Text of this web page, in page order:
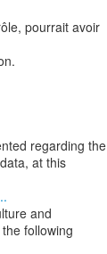
pourrait avoir
regarding the
at this
and
following